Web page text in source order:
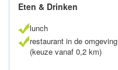
Eten & Drinken
lunch
restaurant in de omgeving
(keuze vanaf 0,2 km)